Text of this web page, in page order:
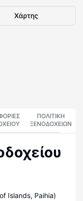
Χάρτης
ΠΟΛΙΤΙΚΗ
ΞΕΝΟΔΟΧΕΊΩΝ
Islands, Paihia)